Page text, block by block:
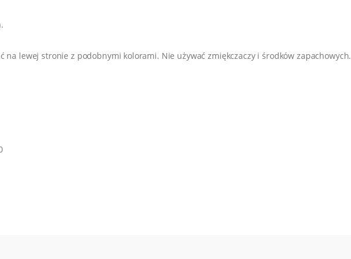
na lewej stronie z podobnymi kolorami. Nie używać zmiękczaczy i środków zapachowych.